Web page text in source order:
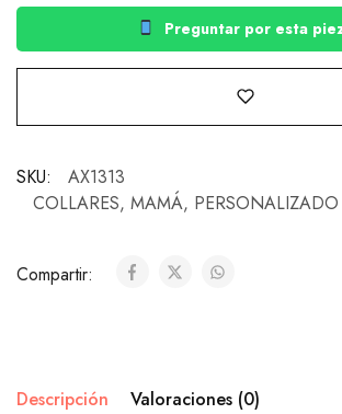
Preguntar por esta
SKU:
AX1313
COLLARES, MAMÁ, PERSONALIZADO
Compartir:
Descripción Valoraciones (0)